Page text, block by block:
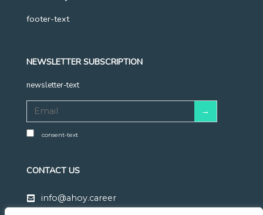
footer-text
CONTACT US
info@ahoy.career
NEWSLETTER SUBSCRIPTION
newsletter-text
consent-text